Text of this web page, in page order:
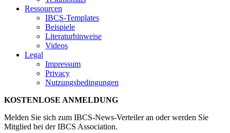
Ressourcen
IBCS-Templates
Beispiele
Literaturhinweise
Videos
Legal
Impressum
Privacy
Nutzungsbedingungen
KOSTENLOSE ANMELDUNG
Melden Sie sich zum IBCS-News-Verteiler an oder werden Sie
Mitglied bei der IBCS Association.